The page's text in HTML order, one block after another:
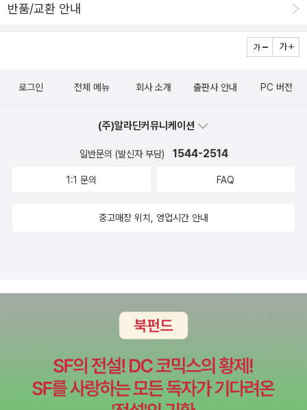
책을 구입했었지만, 읽고 공부하지는 못했었다. 숙제로 남겨두고,,, 지
박하고, 단순하게 주의 기도만을 외기도 여력이 없다. 다시 한번 '주
을 넘어서는 진리에 대한 집착. 뭐 그런 것들이 눈에 들어왔다.
반품/교환 안내
로그인 전체 메뉴 회사 소개 출판사 안내 PC 버전
(주)알라딘커뮤니케이션
일반문의 (발신자 부담) 1544-2514
1:1 문의 FAQ
중고매장 위치, 영업시간 안내